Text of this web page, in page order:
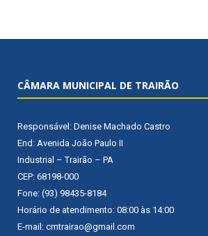
CÂMARA MUNICIPAL DE TRAIRÃO
Responsável: Denise Machado Castro
End: Avenida João Paulo II
Industrial – Trairão – PA
CEP: 68198-000
Fone: (93) 98435-8184
Horário de atendimento: 08:00 às 14:00
E-mail: cmtrairao@gmail.com